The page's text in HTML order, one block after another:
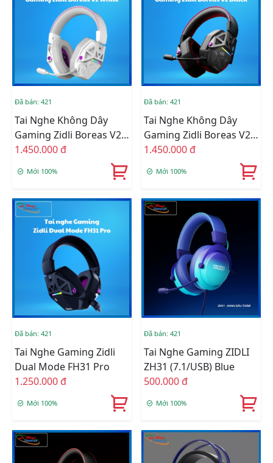
Đã bán: 421
Tai Nghe Không Dây
Gaming Zidli Boreas V2
White
1.450.000 đ
Mới 100%
Đã bán: 421
Tai Nghe Không Dây
Gaming Zidli Boreas V2
Black
1.450.000 đ
Mới 100%
Đã bán: 421
Tai Nghe Gaming Zidli
Dual Mode FH31 Pro
1.250.000 đ
Mới 100%
Đã bán: 421
Tai Nghe Gaming ZIDLI
ZH31 (7.1/USB) Blue
500.000 đ
Mới 100%